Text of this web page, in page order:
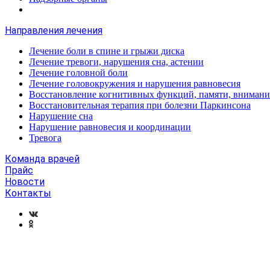
Направления лечения
Лечение боли в спине и грыжи диска
Лечение тревоги, нарушения сна, астении
Лечение головной боли
Лечение головокружения и нарушения равновесия
Восстановление когнитивных функций, памяти,
Восстановительная терапия при болезни Паркинсона
Нарушение сна
Нарушение равновесия и координации
Тревога
Команда врачей
Прайс
Новости
Контакты